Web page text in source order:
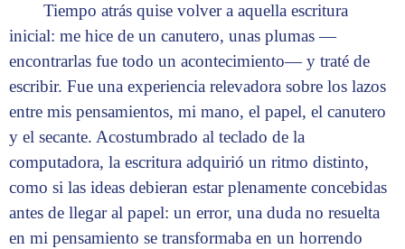
Tiempo atrás quise volver a aquella escritura
inicial: me hice de un canutero, unas plumas —
encontrarlas fue todo un acontecimiento— y traté de
escribir. Fue una experiencia relevadora sobre los lazos
entre mis pensamientos, mi mano, el papel, el canutero
y el secante. Acostumbrado al teclado de la
computadora, la escritura adquirió un ritmo distinto,
como si las ideas debieran estar plenamente concebidas
antes de llegar al papel: un error, una duda no resuelta
en mi pensamiento se transformaba en un horrendo